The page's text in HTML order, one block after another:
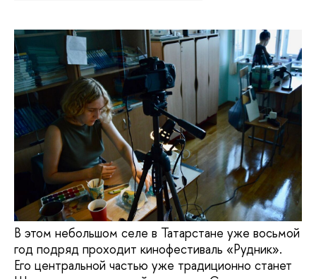
В этом небольшом селе в Татарстане уже восьмой
год подряд проходит кинофестиваль «Рудник».
Его центральной частью уже традиционно станет